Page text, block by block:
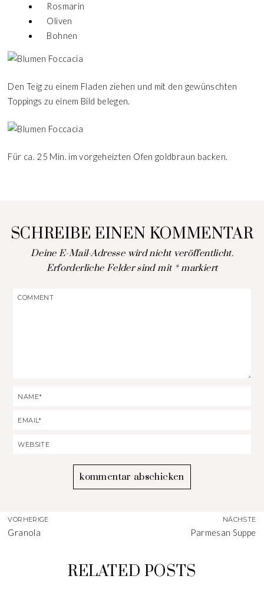
Rosmarin
Oliven
Bohnen
Den Teig zu einem Fladen ziehen und mit den gewünschten
Toppings zu einem Bild belegen.
Für ca. 25 Min. im vorgeheizten Ofen goldbraun backen.
SCHREIBE EINEN KOMMENTAR
Deine E-Mail-Adresse wird nicht veröffentlicht.
Erforderliche Felder sind mit *markiert
VORHERIGE
Granola
NÄCHSTE
Parmesan Suppe
RELATED POSTS